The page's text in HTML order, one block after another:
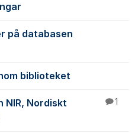
på databasen
biblioteket
Nordiskt
1